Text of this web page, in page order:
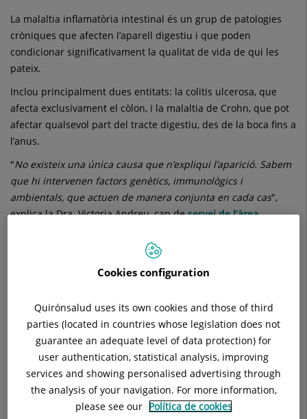
hi
millor
La malaltia inflamatòria intestinal és un grup de patologies
cròniques que afecten l’aparell digestiu i que poden
condicionar significativament la qualitat de vida de qui les
pateix.
Inclou principalment dues entitats: la colitis ulcerosa, que
afecta exclusivament el còlon, i la malaltia de Crohn, que pot
afectar qualsevol part del tracte digestiu, des de la boca fins a
l’anus.
"No existeix una única causa que n’expliqui l’aparició. Sabem
que hi intervenen factors genètics, immunològics i
ambientals, que actuen de manera conjunta en cada cas",
explica la Dra. Victoria Andreu, cap deservei de l’àrea
Símptomes més freqüents i
senyals d’alerta
Els símptomes poden variar segons el tipus de malaltia i la
gravetat de la inflamació, tot i que hi ha algunes
manifestacions comunes:
Dolor abdominal persistent
Diarrea recurrent
Cookies configuration
Quirónsalud uses its own cookies and those of third
parties (located in countries whose legislation does not
guarantee an adequate level of data protection) for
user authentication, statistical analysis, improving
services and showing personalised advertising through
the analysis of your navigation. For more information,
please see our Política de cookies